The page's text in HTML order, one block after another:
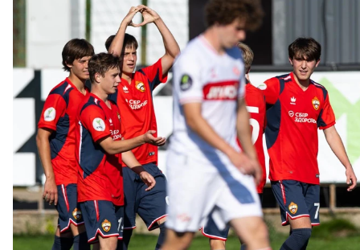
ЮФЛ: Московское дерби на «Октябре»